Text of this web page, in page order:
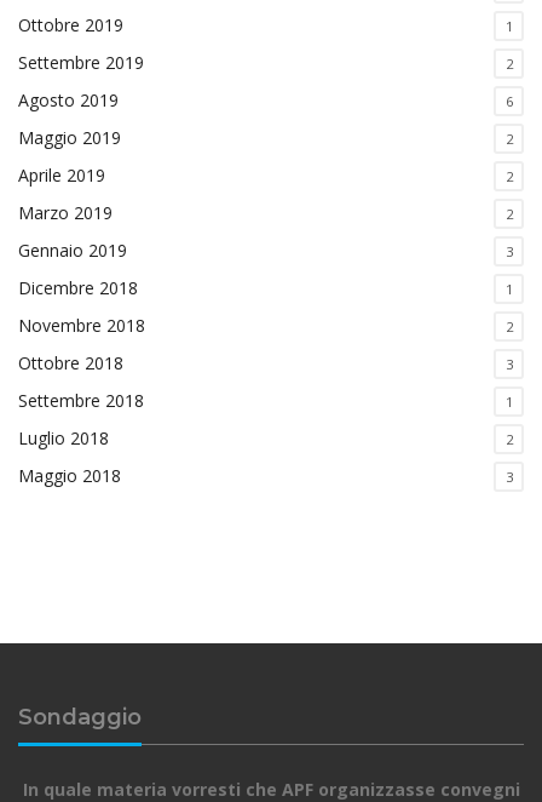
Ottobre 2019 1
Settembre 2019 2
Agosto 2019 6
Maggio 2019 2
Aprile 2019 2
Marzo 2019 2
Gennaio 2019 3
Dicembre 2018 1
Novembre 2018 2
Ottobre 2018 3
Settembre 2018 1
Luglio 2018 2
Maggio 2018 3
Sondaggio
In quale materia vorresti che APF organizzasse convegni